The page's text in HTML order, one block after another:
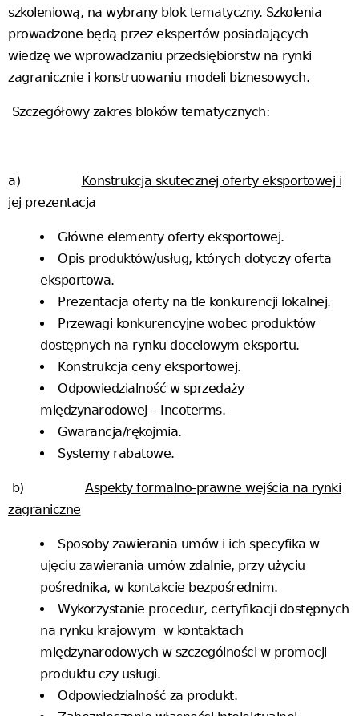
szkoleniową, na wybrany blok tematyczny. Szkolenia
prowadzone będą przez ekspertów posiadających
wiedzę we wprowadzaniu przedsiębiorstw na rynki
zagranicznie i konstruowaniu modeli biznesowych.
Szczegółowy zakres bloków tematycznych:
a)
Konstrukcja skutecznej oferty eksportowej i
jej prezentacja
Główne elementy oferty eksportowej.
Opis produktów/usług, których dotyczy oferta
eksportowa.
Prezentacja oferty na tle konkurencji lokalnej.
Przewagi konkurencyjne wobec produktów
dostępnych na rynku docelowym eksportu.
Konstrukcja ceny eksportowej.
Odpowiedzialność w sprzedaży
międzynarodowej – Incoterms.
Gwarancja/rękojmia.
Systemy rabatowe.
b) Aspekty formalno-prawne wejścia na rynki
zagraniczne
Sposoby zawierania umów i ich specyfika w
ujęciu zawierania umów zdalnie, przy użyciu
pośrednika, w kontakcie bezpośrednim.
Wykorzystanie procedur, certyfikacji dostępnych
na rynku krajowym w kontaktach
międzynarodowych w szczególności w promocji
produktu czy usługi.
Odpowiedzialność za produkt.